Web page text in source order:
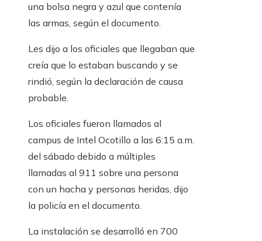
una bolsa negra y azul que contenía
las armas, según el documento.
Les dijo a los oficiales que llegaban que
creía que lo estaban buscando y se
rindió, según la declaración de causa
probable.
Los oficiales fueron llamados al
campus de Intel Ocotillo a las 6:15 a.m.
del sábado debido a múltiples
llamadas al 911 sobre una persona
con un hacha y personas heridas, dijo
la policía en el documento.
La instalación se desarrolló en 700